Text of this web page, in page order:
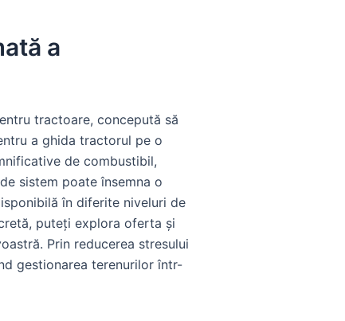
a
tractoare, concepută să
a ghida tractorul pe o
de combustibil,
sistem poate însemna o
în diferite niveluri de
puteți explora oferta și
Prin reducerea stresului
gestionarea terenurilor într-